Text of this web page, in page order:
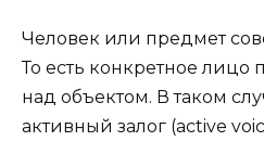
Человек или предмет
То есть конкретное лицо
над объектом. В таком
активный залог (active